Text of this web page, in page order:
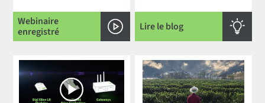
Webinaire
enregistré
Lire le blog